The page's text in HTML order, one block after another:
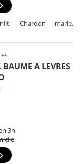
Chardon marie,
A LEVRES
3h